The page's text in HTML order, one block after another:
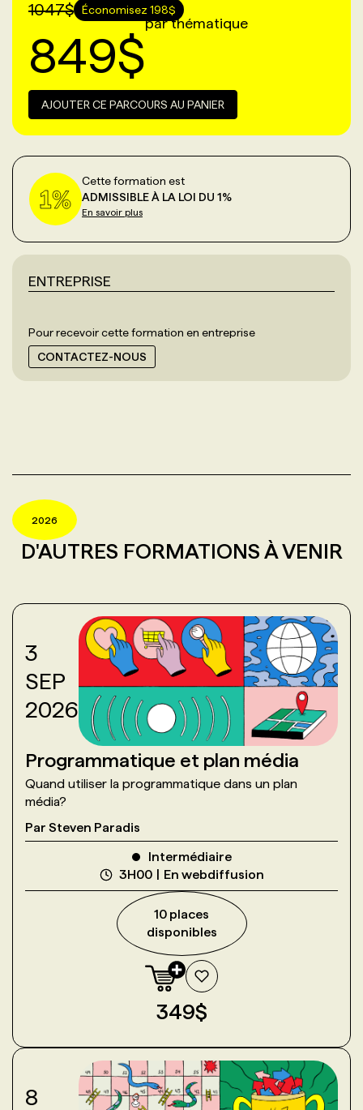
1047$ Économisez 198$
849$
par thématique
AJOUTER CE PARCOURS AU PANIER
Cette formation est
ADMISSIBLE À LA LOI DU 1%
En savoir plus
ENTREPRISE
Pour recevoir cette formation en entreprise
CONTACTEZ-NOUS
2026
D'AUTRES FORMATIONS À VENIR
3
SEP
2026
Programmatique et plan média
Quand utiliser la programmatique dans un plan
média?
Par Steven Paradis
Intermédiaire
3H00
En webdiffusion
10 places
disponibles
349$
8